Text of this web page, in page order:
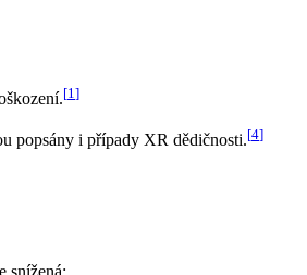
[1]
popsány i případy XR dědičnosti.[4]